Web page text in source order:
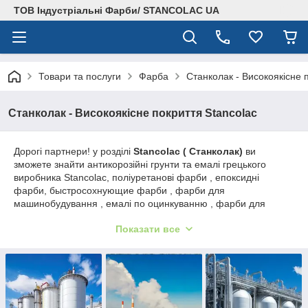
ТОВ Індустріальні Фарби/ STANCOLAC UA
Товари та послуги Фарба Станколак - Високоякісне
Станколак - Високоякісне покриття Stancolac
Дорогі партнери! у розділі Stancolac ( Станколак) ви
зможете знайти антикорозійні грунти та емалі грецького
виробника Stancolac, поліуретанові фарби , епоксидні
фарби, быстросохнующие фарби , фарби для
машинобудування , емалі по оцинкуванню , фарби для
техніки, хімстійки фарби, фарби для верстатів та
фарби,фарби для харчопрому і фарби інших призначень,
Продукція компанії
Stancolac ( Станколак)відрізняється
високою якістю і тривалим терміном експлуатації , системи
покриттів фарб Stancolac можуть експлуатуватися від 5 до 15
Показати все